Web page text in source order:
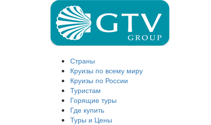
Страны
Круизы по всему миру
Круизы по России
Туристам
Горящие туры
Где купить
Туры и Цены